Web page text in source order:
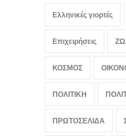
Ελληνικές γιορτές
Επιχειρήσεις
ΚΟΣΜΟΣ
ΠΟΛΙΤΙΚΗ
ΠΡΩΤΟΣΕΛΙΔΑ